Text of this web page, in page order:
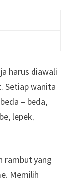
harus diawali
Setiap wanita
– beda,
lepek,
rambut yang
Memilih